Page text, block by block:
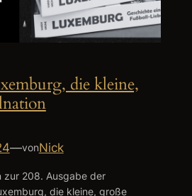
die kleine,
—vonNick
zur 208. Ausgabe der
die kleine, große